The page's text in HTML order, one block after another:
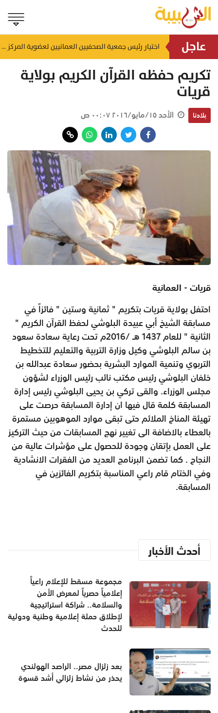
عاجل إنجاز بحري جديد.. القبطان محمد البوسعيدي أول عُماني يقود ناقلة منتجات نفطية متوسطة المدى منذ ١٣ ساعة اختيار رئيس جمعية الصحفيين العمانيين لعضوية المركز الدولي لمكافحة التضليل (ICCMD)
تكريم حفظه القرآن الكريم بولاية
قريات
بلادنا الأحد ١٥/مايو/٢٠١٦ ٠٠:٠٧ ص
قريات - العمانية
احتفل بولاية قريات بتكريم " ثمانية وستين " فائزاً في
مسابقة الشيخ أبي عبيدة البلوشي لحفظ القرآن الكريم "
الثانية " للعام 1437 هـ /2016م تحت رعاية سعادة سعود
بن سالم البلوشي وكيل وزارة التربية والتعليم للتخطيط
التربوي وتنمية الموارد البشرية بحضور سعادة عبدالله بن
خلفان البلوشي رئيس مكتب نائب رئيس الوزراء لشؤون
مجلس الوزراء. والقى تركي بن يحيى البلوشي رئيس إدارة
المسابقة كلمة قال فيها ان إدارة المسابقة حرصت على
تهيئة المناخ الملائم حتى تبقى موارد الموهوبين مستمرة
بالعطاء بالاضافة الى تغيير نهج المسابقات من حيث التركيز
على العمل بإتقان وجودة للحصول على مؤشرات عالية من
النجاح . كما تضمن البرنامج العديد من الفقرات الانشادية
وفي الختام قام راعي المناسبة بتكريم الفائزين في
المسابقة.
أحدث الأخبار
مجموعة مسقط للإعلام راعياً
إعلامياً حصرياً لمعرض الأمن
والسلامة.. شراكة استراتيجية
لإطلاق حملة إعلامية وطنية ودولية
للحدث
بعد زلزال مصر.. الراصد الهولندي
يحذر من نشاط زلزالي أشد قسوة